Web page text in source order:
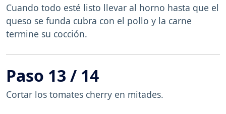
Cuando todo esté listo llevar al horno hasta que el
queso se funda cubra con el pollo y la carne
termine su cocción.
Paso 13 / 14
Cortar los tomates cherry en mitades.